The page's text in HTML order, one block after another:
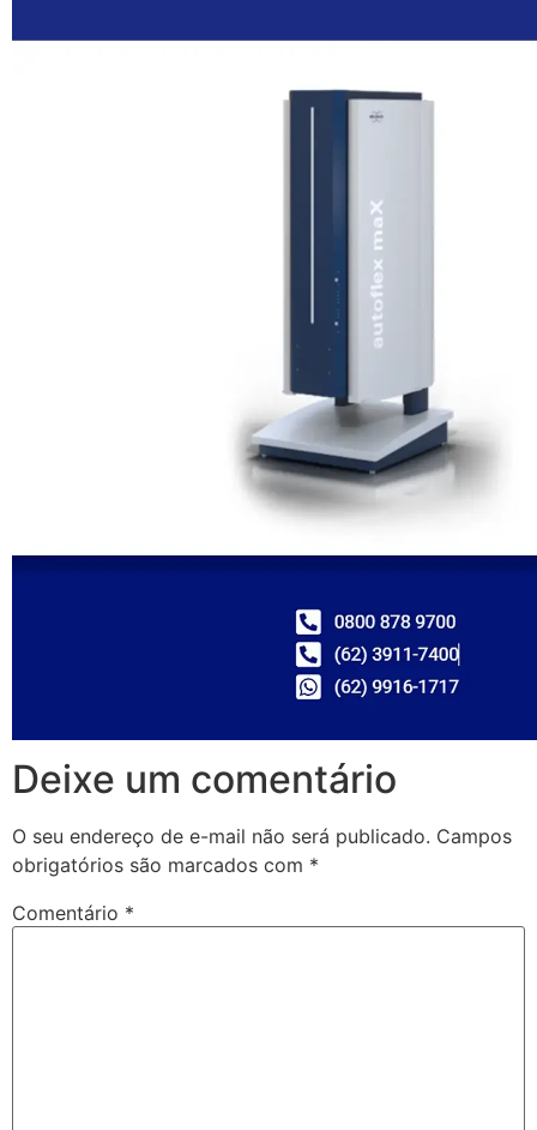
Deixe um comentário
O seu endereço de e-mail não será publicado. Campos
obrigatórios são marcados com *
Comentário *